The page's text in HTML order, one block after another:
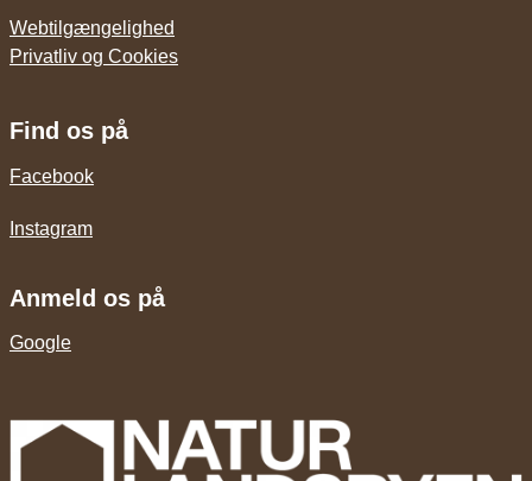
Webtilgængelighed
Privatliv og Cookies
Find os på
Facebook
Instagram
Anmeld os på
Google